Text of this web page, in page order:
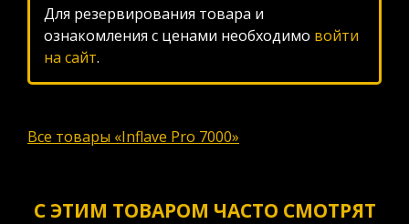
Для резервирования товара и
ознакомления с ценами необходимо войти
на сайт.
Все товары «Inflave Pro 7000»
С ЭТИМ ТОВАРОМ ЧАСТО СМОТРЯТ